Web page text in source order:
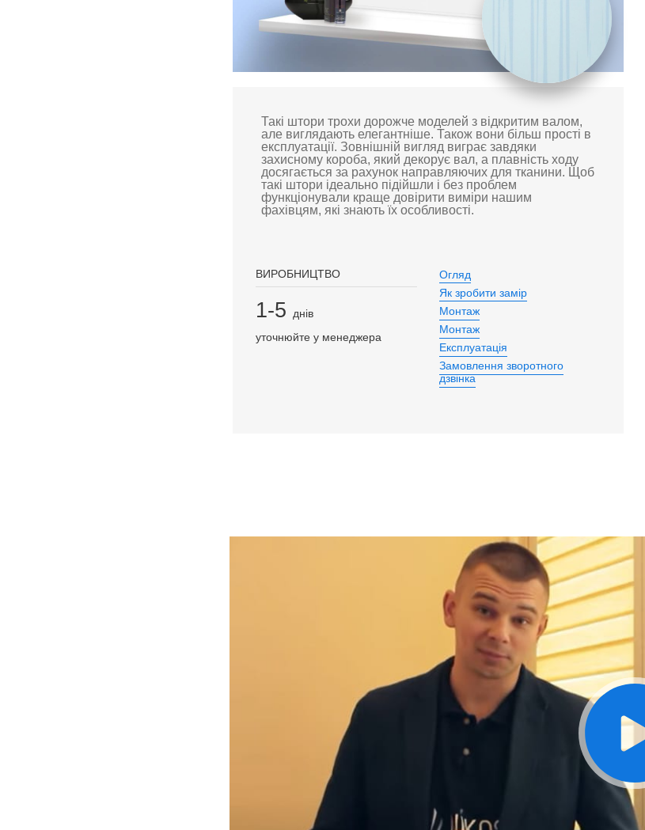
Такі штори трохи дорожче моделей з відкритим валом,
але виглядають елегантніше. Також вони більш прості в
експлуатації. Зовнішній вигляд виграє завдяки
захисному короба, який декорує вал, а плавність ходу
досягається за рахунок направляючих для тканини. Щоб
такі штори ідеально підійшли і без проблем
функціонували краще довірити виміри нашим
фахівцям, які знають їх особливості.
ВИРОБНИЦТВО
1-5
днів
уточнюйте у менеджера
Огляд
Як зробити замір
Монтаж
Монтаж
Експлуатація
Замовлення зворотного
дзвінка